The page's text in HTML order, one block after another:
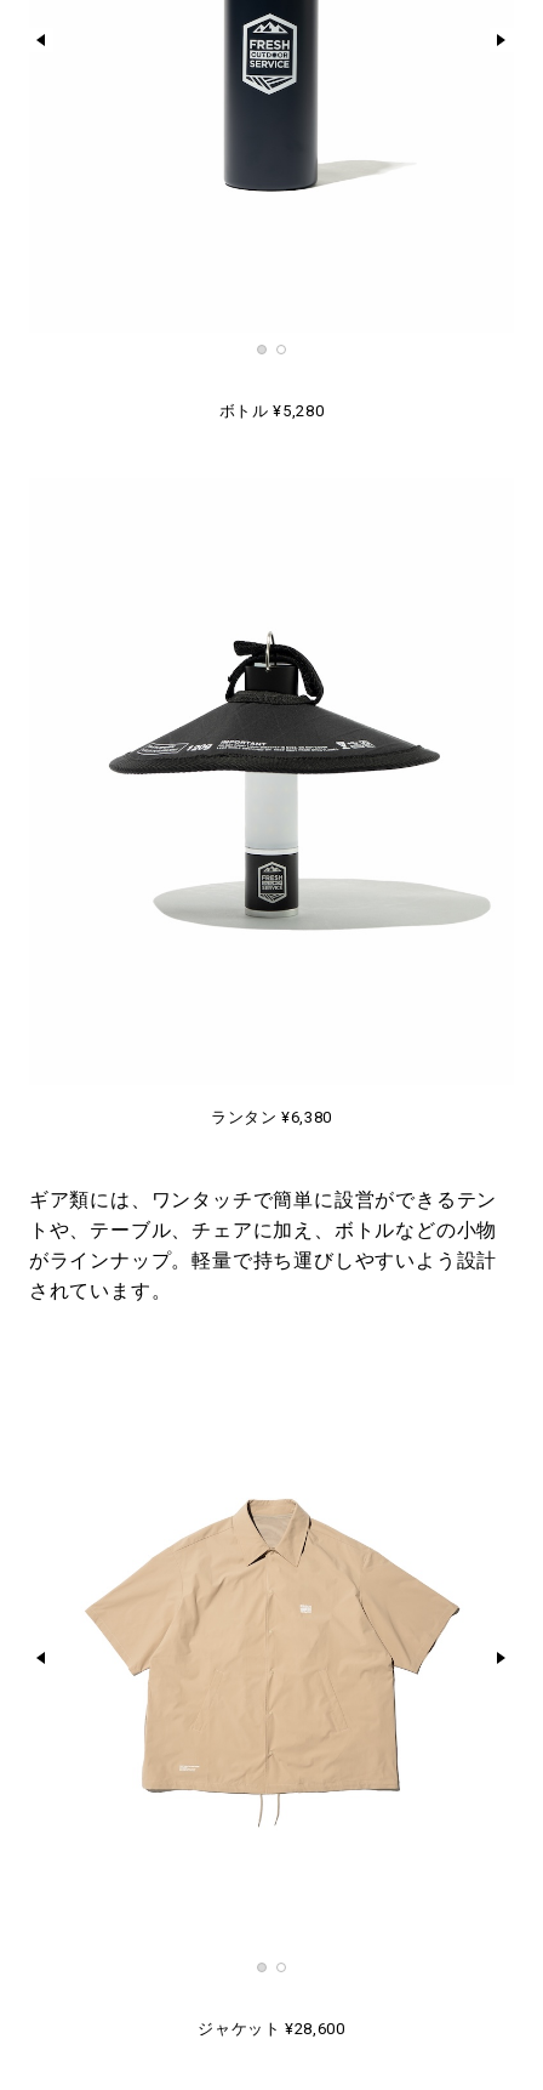
ボトル ¥5,280
ランタン ¥6,380
ギア類には、ワンタッチで簡単に設営ができるテン
トや、テーブル、チェアに加え、ボトルなどの小物
がラインナップ。軽量で持ち運びしやすいよう設計
されています。
ジャケット ¥28,600